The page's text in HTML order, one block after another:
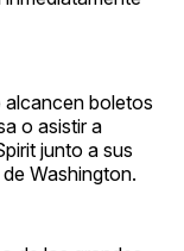
alcancen boletos
o asistir a
junto a sus
Washington.